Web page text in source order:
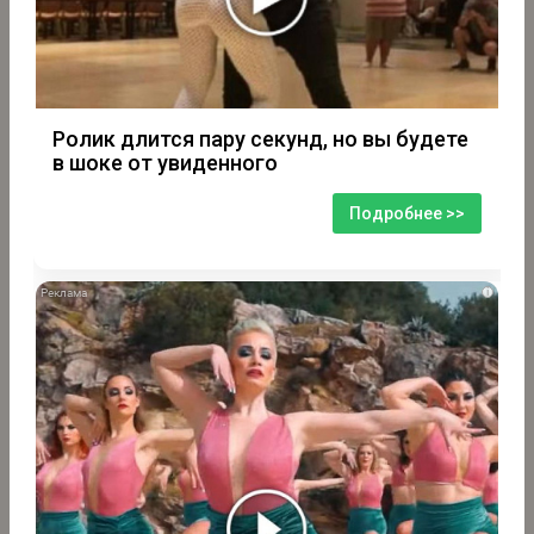
Ролик длится пару секунд, но вы будете
в шоке от увиденного
Подробнее >>
i